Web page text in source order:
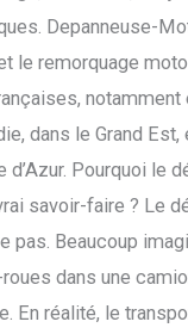
Depanneuse-
le remorquage
notamment
dans le Grand
d’Azur. Pourquoi le
savoir-faire ? Le
pas. Beaucoup
dans une
En réalité, le